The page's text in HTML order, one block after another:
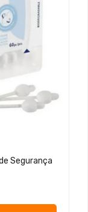
Segurança